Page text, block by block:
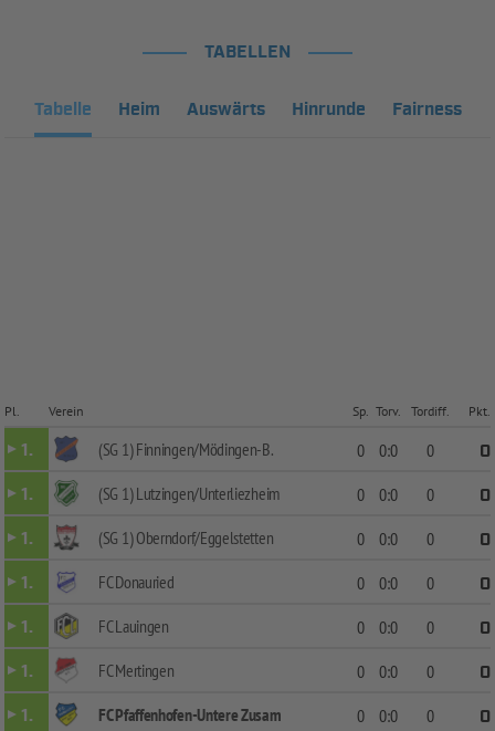
TABELLEN
Tabelle Heim Auswärts Hinrunde Fairness
Pl. Verein Sp. Torv. Tordiff. Pkt.
1. (SG 1) Finningen/Mödingen-B. 0 0:0 0
0
1.
(SG 1) Lutzingen/Unterliezheim 0 0:0 0
0
1.
(SG 1) Oberndorf/Eggelstetten 0 0:0 0
0
1.
FC Donauried 0 0:0 0
0
1.
FC Lauingen 0 0:0 0
0
1.
FC Mertingen 0 0:0 0
0
1.
FC Pfaffenhofen-Untere Zusam 0 0:0 0 0